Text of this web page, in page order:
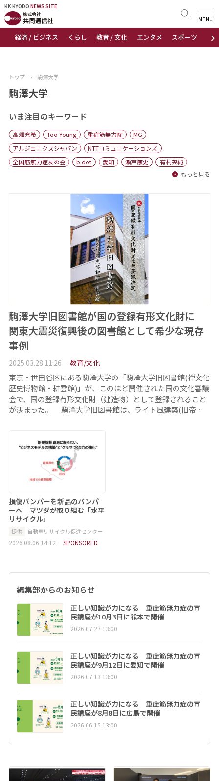
KK KYODO NEWS SITE
›
経済 / ビジネス くらし 教育 / 文化 エンタメ スポーツ 地域
MENU
KK KYODONEWS SITE
トップページ
ニュース
おすすめコンテンツ
出版物
会社概要
トップ › 駒澤大学
駒澤大学
いま注目のキーワード
高畑充希 Too Young 重症筋無力症
MG
アルジェニクスジャパン
NTTコミュニケーションズ
全国筋無力症友の会
b.dot 愛知 瀬戸康史
有村架純
もっと見る
駒澤大学旧図書館が国の登録有形文化財に
関東大震災復興後の図書館として希少な現存
事例
2025.03.28 11:26 教育/文化
東京・世田谷区にある駒澤大学の「駒澤大学旧図書館(禅文化
歴史博物館・耕雲館)」が、このほど開催された国の文化審議
会で、国の登録有形文化財（建造物）として登録されること
が決まった。 駒澤大学旧図書館は、ライト風建築(旧帝…
損傷バンパーを新品のバンパ
ーへ マツダが取り組む「水平
リサイクル」
提供 自動車リサイクル促進センター
2026.08.06 14:12 SPONSORED
編集部からのお知らせ
正しい知識が力になる 重症筋無力症の市
民講座が10月3日に熊本で開催
2026.07.27 13:00
正しい知識が力になる 重症筋無力症の市
民講座が9月12日に愛知で開催
2026.07.13 13:00
正しい知識が力になる 重症筋無力症の市
民講座が8月8日に広島で開催
2026.06.15 13:00